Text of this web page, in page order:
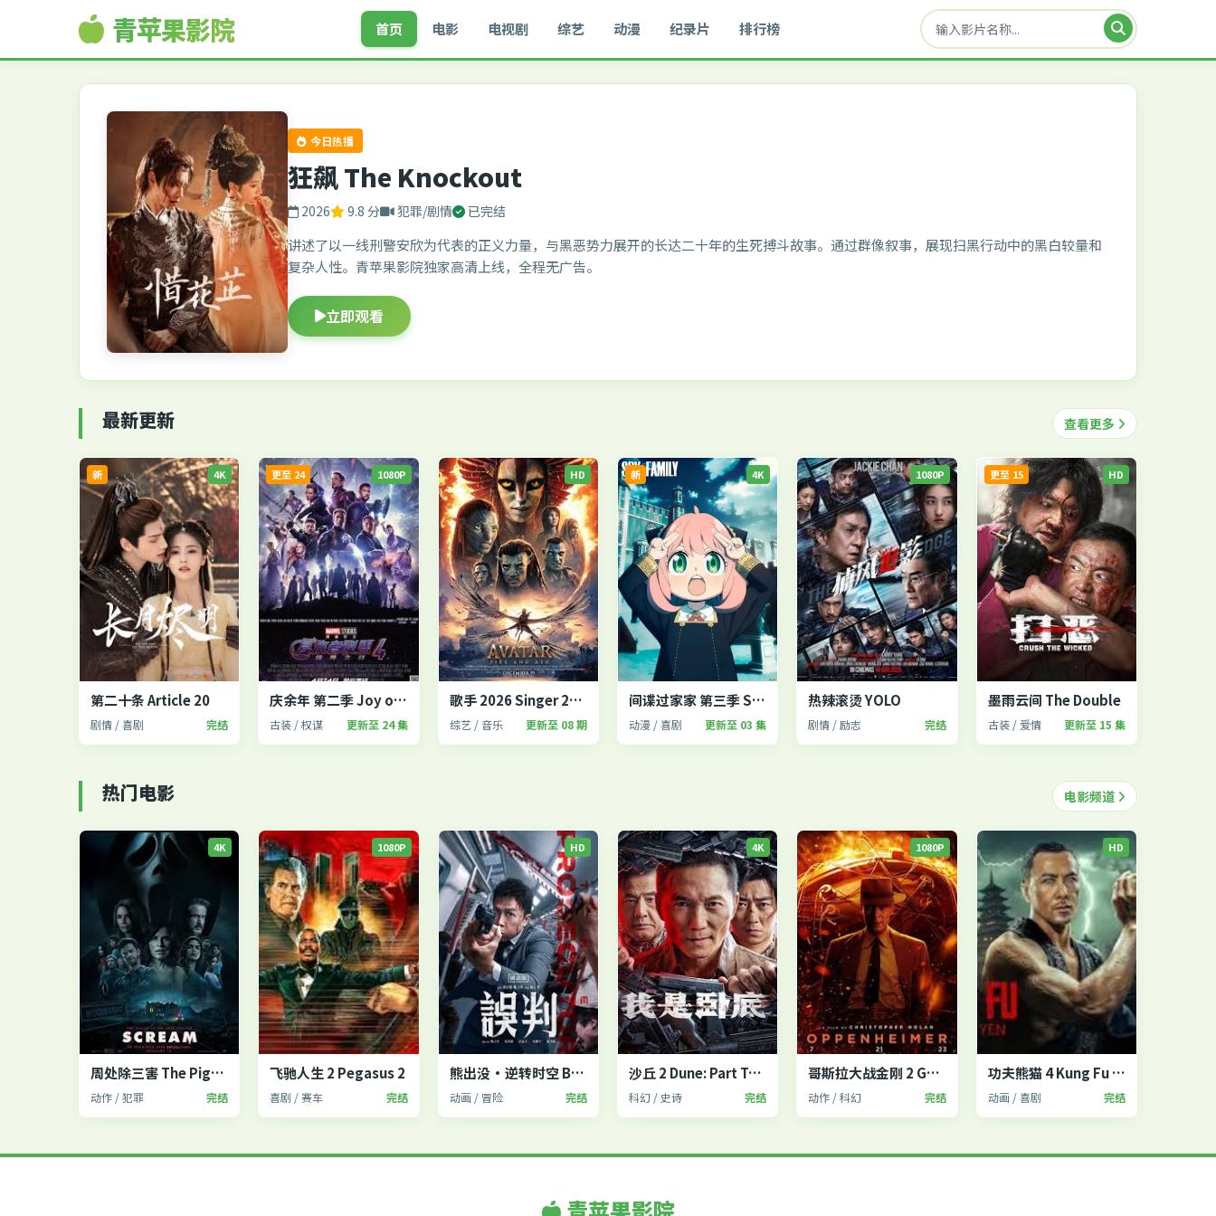
青苹果影院 首页 电影 电视剧 综艺 动漫 纪录片 排行榜
今日热播
狂飙 The Knockout
2026 9.8 分 犯罪/剧情 已完结
讲述了以一线刑警安欣为代表的正义力量，与黑恶势力展开的长达二十年的生死搏斗故事。通过群像叙事，展现扫黑行动中的黑白较量和
复杂人性。青苹果影院独家高清上线，全程无广告。
立即观看
最新更新 查看更多
4K
新
第二十条 Article 20
剧情 / 喜剧 完结
1080P
更至 24
庆余年 第二季 Joy of Life 2
古装 / 权谋 更新至 24 集
HD
歌手 2026 Singer 2026
综艺 / 音乐 更新至 08 期
4K
新
间谍过家家 第三季 SPY×FAMILY
动漫 / 喜剧 更新至 03 集
1080P
热辣滚烫 YOLO
剧情 / 励志 完结
HD
更至 15
墨雨云间 The Double
古装 / 爱情 更新至 15 集
热门电影 电影频道
4K
周处除三害 The Pig, the Snake and the Pigeon
动作 / 犯罪 完结
1080P
飞驰人生 2 Pegasus 2
喜剧 / 赛车 完结
HD
熊出没·逆转时空 Boonie Bears
动画 / 冒险 完结
4K
沙丘 2 Dune: Part Two
科幻 / 史诗 完结
1080P
哥斯拉大战金刚 2 Godzilla x Kong
动作 / 科幻 完结
HD
功夫熊猫 4 Kung Fu Panda 4
动画 / 喜剧 完结